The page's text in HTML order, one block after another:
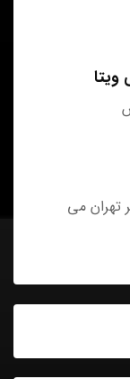
ویتا
تهران می